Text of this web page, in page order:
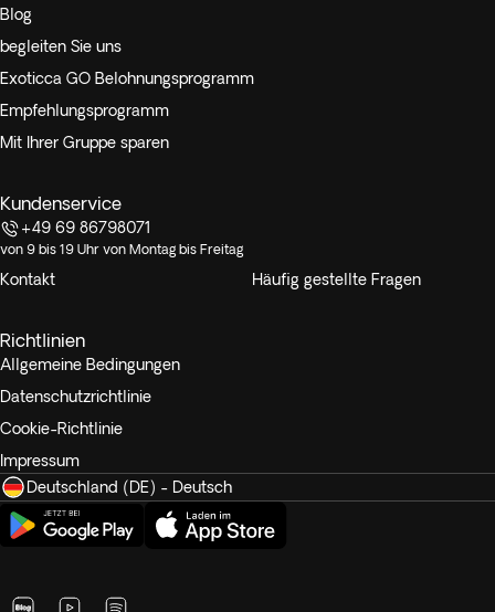
Blog
begleiten Sie uns
Exoticca GO Belohnungsprogramm
Empfehlungsprogramm
Mit Ihrer Gruppe sparen
Kundenservice
+49 69 86798071
von 9 bis 19 Uhr von Montag bis Freitag
Kontakt Häufig gestellte Fragen
Richtlinien
Allgemeine Bedingungen
Datenschutzrichtlinie
Cookie-Richtlinie
Impressum
Deutschland (DE) - Deutsch